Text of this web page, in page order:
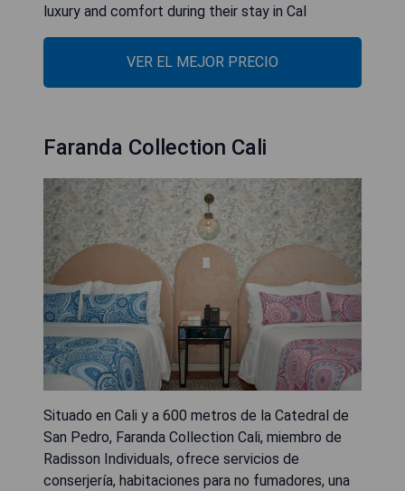
luxury and comfort during their stay in Cal
VER EL MEJOR PRECIO
Faranda Collection Cali
Situado en Cali y a 600 metros de la Catedral de
San Pedro, Faranda Collection Cali, miembro de
Radisson Individuals, ofrece servicios de
conserjería, habitaciones para no fumadores, una